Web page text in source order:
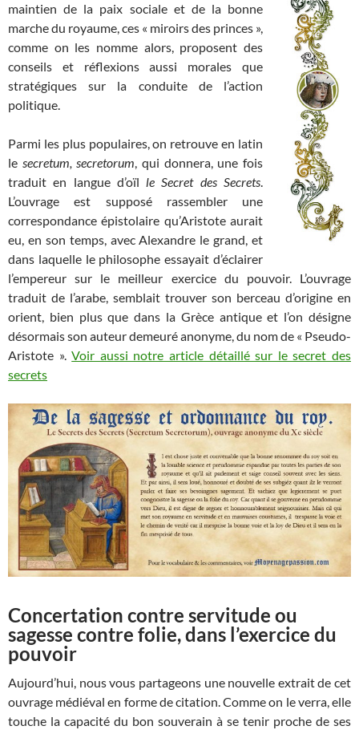
maintien de la paix sociale et de la bonne
marche du royaume, ces « miroirs des princes »,
comme on les nomme alors, proposent des
conseils et réflexions aussi morales que
stratégiques sur la conduite de l’action
politique.
Parmi les plus populaires, on retrouve en latin
le secretum, secretorum, qui donnera, une fois
traduit en langue d’oïl le Secret des Secrets.
L’ouvrage est supposé rassembler une
correspondance épistolaire qu’Aristote aurait
eu, en son temps, avec Alexandre le grand, et
dans laquelle le philosophe essayait d’éclairer
l’empereur sur le meilleur exercice du pouvoir. L’ouvrage
traduit de l’arabe, semblait trouver son berceau d’origine en
orient, bien plus que dans la Grèce antique et l’on désigne
désormais son auteur demeuré anonyme, du nom de « Pseudo-
Aristote ».Voir aussi notre article détaillé sur le secret des
secrets
Concertation contre servitude ou
sagesse contre folie, dans l’exercice du
pouvoir
Aujourd’hui, nous vous partageons une nouvelle extrait de cet
ouvrage médiéval en forme de citation. Comme on le verra, elle
touche la capacité du bon souverain à se tenir proche de ses